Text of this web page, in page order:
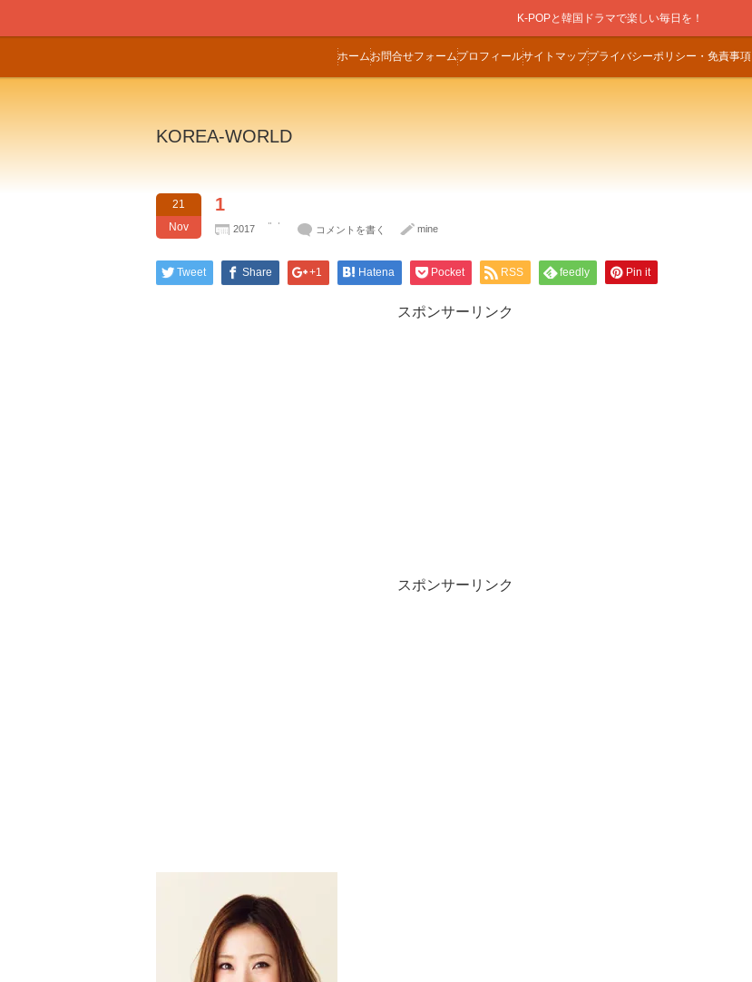
K-POPと韓国ドラマで楽しい毎日を！
ホームお問合せフォームプロフィールサイトマッププライバシーポリシー・免責事項
KOREA-WORLD
21
Nov
1
2017 コメントを書く mine
Tweet Share +1 Hatena Pocket RSS feedly Pin it
スポンサーリンク
スポンサーリンク